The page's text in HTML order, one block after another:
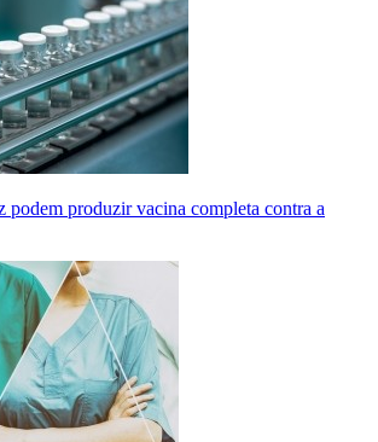
podem produzir vacina completa contra a